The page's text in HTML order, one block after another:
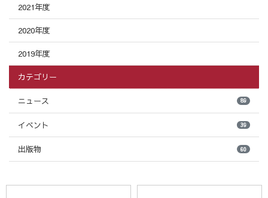
2021年度
2020年度
2019年度
カテゴリー
ニュース 89
イベント 39
出版物 60